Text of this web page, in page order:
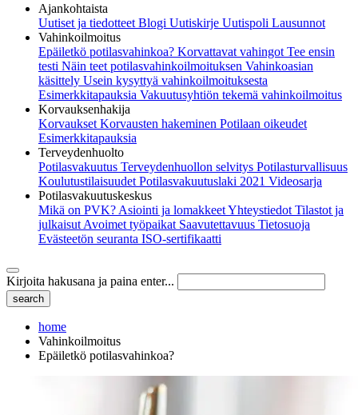
Ajankohtaista
Uutiset ja tiedotteet Blogi Uutiskirje Uutispoli Lausunnot
Vahinkoilmoitus
Epäiletkö potilasvahinkoa? Korvattavat vahingot Tee ensin
testi Näin teet potilasvahinkoilmoituksen Vahinkoasian
käsittely Usein kysyttyä vahinkoilmoituksesta
Esimerkkitapauksia Vakuutusyhtiön tekemä vahinkoilmoitus
Korvauksenhakija
Korvaukset Korvausten hakeminen Potilaan oikeudet
Esimerkkitapauksia
Terveydenhuolto
Potilasvakuutus Terveydenhuollon selvitys Potilasturvallisuus
Koulutustilaisuudet Potilasvakuutuslaki 2021 Videosarja
Potilasvakuutuskeskus
Mikä on PVK? Asiointi ja lomakkeetYhteystiedot Tilastot ja
julkaisut Avoimet työpaikat Saavutettavuus Tietosuoja
Evästeetön seuranta ISO-sertifikaatti
Kirjoita hakusana ja paina enter...
home
Vahinkoilmoitus
Epäiletkö potilasvahinkoa?